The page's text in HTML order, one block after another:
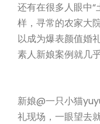
还有在很多人眼中
样，寻常的农家大
以成为爆表颜值婚
素人新娘案例就几
新娘@一只小猫
礼现场，一眼望去